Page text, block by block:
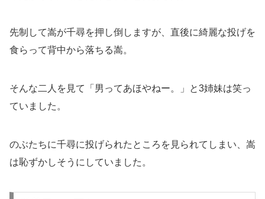
先制して嵩が千尋を押し倒しますが、直後に綺麗な投げを
食らって背中から落ちる嵩。
そんな二人を見て「男ってあほやねー。」と3姉妹は笑っ
ていました。
のぶたちに千尋に投げられたところを見られてしまい、嵩
は恥ずかしそうにしていました。